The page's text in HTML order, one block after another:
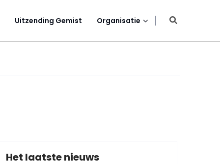
Uitzending Gemist Organisatie
Het laatste nieuws